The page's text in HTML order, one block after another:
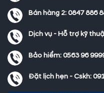
Bán hàng 2:0847 886
Dịch vụ - Hỗ trợ kỹ
Bảo hiểm:0563 96
Đặt lịch hẹn - Cskh: